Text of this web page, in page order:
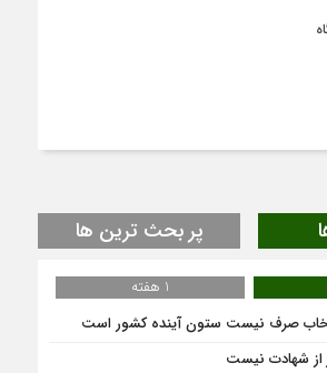
پر بحث ترین ها
1 هفته
صرف نیست ستون آینده کشور است
از شهادت نیست